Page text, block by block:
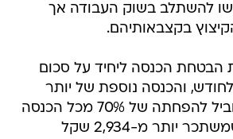
להשתלב בשוק העבודה אך
בקצבאותיהם.
הבטחת הכנסה ליחיד על סכום
לחודש, והכנסה נוספת של יותר
מ-463 שקלים תוביל להפחתה של 70% מכל הכנסה
נוספת. כך, יחיד שמשתכר יותר מ-2,934 שקל